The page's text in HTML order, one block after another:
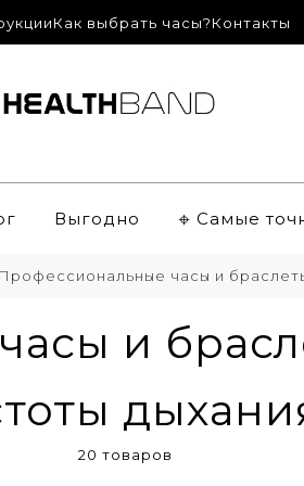
Как выбрать часы?Контакты
Выгодно 𖦏 Самые
Профессиональные часы и
и
20 товаров